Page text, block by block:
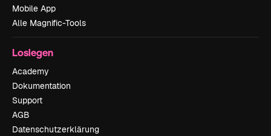
Mobile App
Alle Magnific-Tools
Loslegen
Academy
Dokumentation
Support
AGB
Datenschutzerklärung